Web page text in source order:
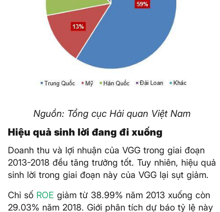
Nguồn: Tổng cục Hải quan Việt Nam
Hiệu quả sinh lời đang đi xuống
Doanh thu và lợi nhuận của VGG trong giai đoạn
2013-2018 đều tăng trưởng tốt. Tuy nhiên, hiệu quả
sinh lời trong giai đoạn này của VGG lại sụt giảm.
Chỉ số ROE giảm từ 38.99% năm 2013 xuống còn
29.03% năm 2018. Giới phân tích dự báo tỷ lệ này